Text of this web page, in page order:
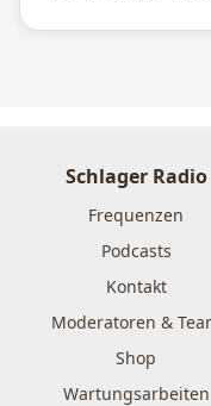
Schlager Radio
Frequenzen
Podcasts
Kontakt
Moderatoren &
Shop
Wartungsarbeiten